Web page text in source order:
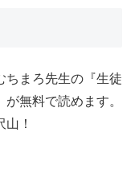
ちまろ先生の『生徒
無料で読めます。
！